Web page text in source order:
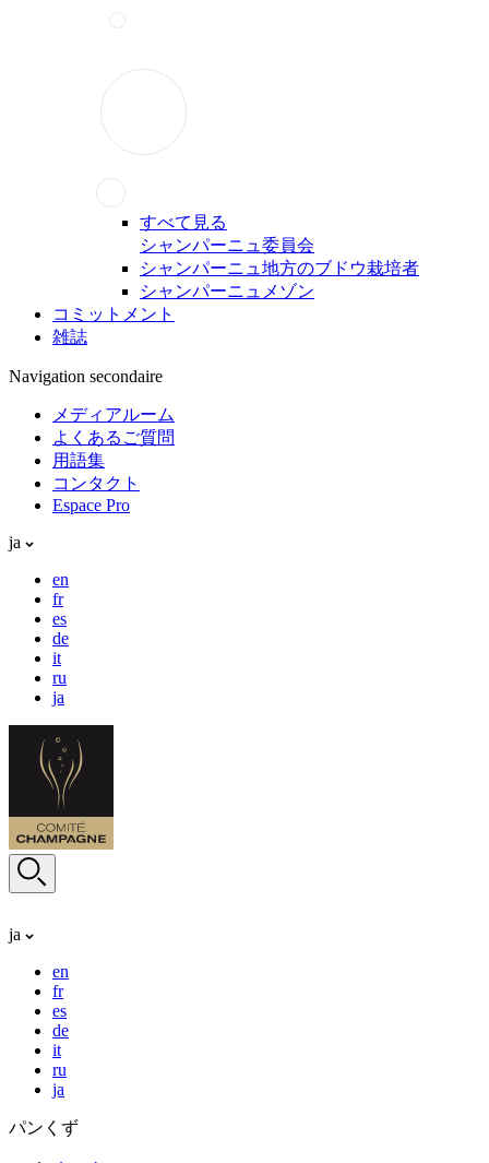
すべて見る
シャンパーニュ委員会
シャンパーニュ地方のブドウ栽培者
シャンパーニュメゾン
コミットメント
雑誌
Navigation secondaire
メディアルーム
よくあるご質問
用語集
コンタクト
Espace Pro
ja
en
fr
es
de
it
ru
ja
ja
en
fr
es
de
it
ru
ja
パンくず